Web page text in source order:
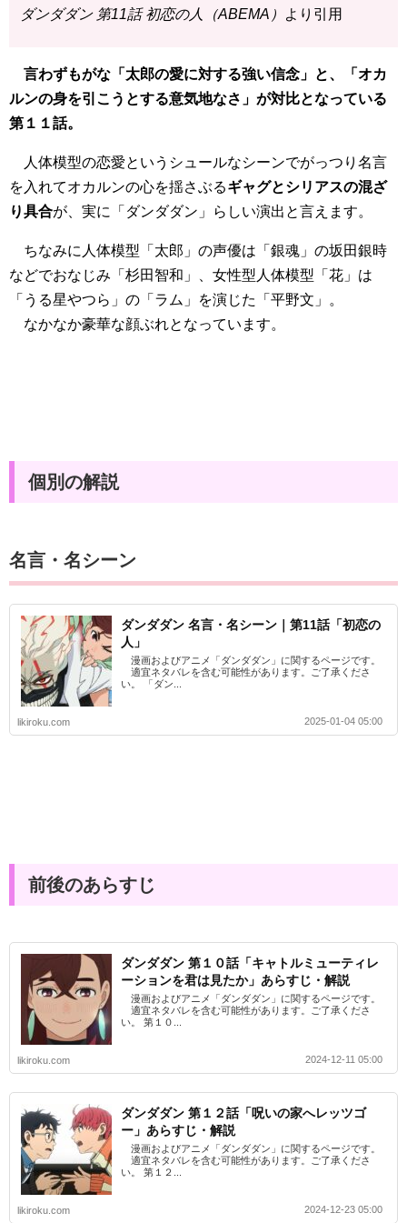
ダンダダン 第11話 初恋の人（ABEMA） より引用
言わずもがな「太郎の愛に対する強い信念」と、「オカ
ルンの身を引こうとする意気地なさ」が対比となっている
第１１話。
人体模型の恋愛というシュールなシーンでがっつり名言
を入れてオカルンの心を揺さぶるギャグとシリアスの混ざ
り具合が、実に「ダンダダン」らしい演出と言えます。
ちなみに人体模型「太郎」の声優は「銀魂」の坂田銀時
などでおなじみ「杉田智和」、女性型人体模型「花」は
「うる星やつら」の「ラム」を演じた「平野文」。
なかなか豪華な顔ぶれとなっています。
個別の解説
名言・名シーン
ダンダダン 名言・名シーン｜第11話「初恋の
人」
漫画およびアニメ「ダンダダン」に関するページです。
適宜ネタバレを含む可能性があります。ご了承くださ
い。 「ダン...
likiroku.com 2025-01-04 05:00
前後のあらすじ
ダンダダン 第１０話「キャトルミューティレ
ーションを君は見たか」あらすじ・解説
漫画およびアニメ「ダンダダン」に関するページです。
適宜ネタバレを含む可能性があります。ご了承くださ
い。 第１０...
likiroku.com 2024-12-11 05:00
ダンダダン 第１２話「呪いの家へレッツゴ
ー」あらすじ・解説
漫画およびアニメ「ダンダダン」に関するページです。
適宜ネタバレを含む可能性があります。ご了承くださ
い。 第１２...
likiroku.com 2024-12-23 05:00